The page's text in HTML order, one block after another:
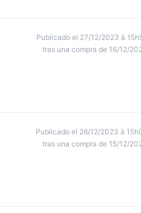
Publicado el 27/12/2023 à
tras una compra de 16/12/
Publicado el 26/12/2023 à
tras una compra de 15/12/